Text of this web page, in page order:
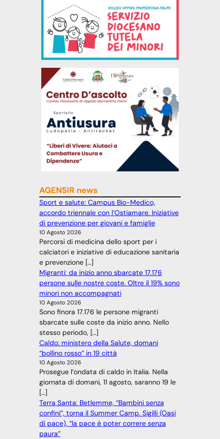
AGENSIR news
Sport e salute: Campus Bio-Medico,
accordo triennale con l’Ostiamare. Iniziative
di prevenzione per giovani e famiglie
10 Agosto 2026
Percorsi di medicina dello sport per i
calciatori e iniziative di educazione sanitaria
e prevenzione […]
Migranti: da inizio anno sbarcate 17.176
persone sulle nostre coste. Oltre il 19% sono
minori non accompagnati
10 Agosto 2026
Sono finora 17.176 le persone migranti
sbarcate sulle coste da inizio anno. Nello
stesso periodo, […]
Caldo: ministero della Salute, domani
“bollino rosso” in 19 città
10 Agosto 2026
Prosegue l’ondata di caldo in Italia. Nella
giornata di domani, 11 agosto, saranno 19 le
[…]
Terra Santa: Betlemme, “Bambini senza
confini”, torna il Summer Camp. Sigilli (Oasi
di pace), “la pace è poter correre senza
paura”